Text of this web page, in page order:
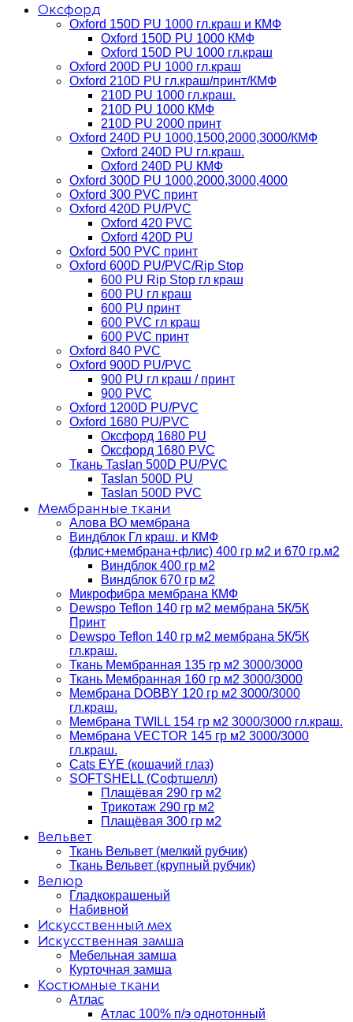
Оксфорд
Oxford 150D PU 1000 гл.краш и КМФ
Oxford 150D PU 1000 КМФ
Oxford 150D PU 1000 гл.краш
Oxford 200D PU 1000 гл.краш
Oxford 210D PU гл.краш/принт/КМФ
210D PU 1000 гл.краш.
210D PU 1000 КМФ
210D PU 2000 принт
Oxford 240D PU 1000,1500,2000,3000/КМФ
Oxford 240D PU гл.краш.
Oxford 240D PU КМФ
Oxford 300D PU 1000,2000,3000,4000
Oxford 300 PVC принт
Oxford 420D PU/PVC
Oxford 420 PVC
Oxford 420D PU
Oxford 500 PVC принт
Oxford 600D PU/PVC/Rip Stop
600 PU Rip Stop гл краш
600 PU гл краш
600 PU принт
600 PVC гл краш
600 PVC принт
Oxford 840 PVC
Oxford 900D PU/PVC
900 PU гл краш / принт
900 PVC
Oxford 1200D PU/PVC
Oxford 1680 PU/PVC
Оксфорд 1680 PU
Оксфорд 1680 PVC
Ткань Taslan 500D PU/PVC
Taslan 500D PU
Taslan 500D PVC
Мембранные ткани
Алова ВО мембрана
Виндблок Гл краш. и КМФ
(флис+мембрана+флис) 400 гр м2 и 670 гр.м2
Виндблок 400 гр м2
Виндблок 670 гр м2
Микрофибра мембрана КМФ
Dewspo Teflon 140 гр м2 мембрана 5К/5К
Принт
Dewspo Teflon 140 гр м2 мембрана 5К/5К
гл.краш.
Ткань Мембранная 135 гр м2 3000/3000
Ткань Мембранная 160 гр м2 3000/3000
Мембрана DOBBY 120 гр м2 3000/3000
гл.краш.
Мембрана TWILL 154 гр м2 3000/3000 гл.краш.
Мембрана VECTOR 145 гр м2 3000/3000
гл.краш.
Cats EYE (кошачий глаз)
SOFTSHELL (Софтшелл)
Плащёвая 290 гр м2
Трикотаж 290 гр м2
Плащёвая 300 гр м2
Вельвет
Ткань Вельвет (мелкий рубчик)
Ткань Вельвет (крупный рубчик)
Велюр
Гладкокрашеный
Набивной
Искусственный мех
Искусственная замша
Мебельная замша
Курточная замша
Костюмные ткани
Атлас
Атлас 100% п/э однотонный